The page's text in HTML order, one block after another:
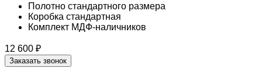
Полотно стандартного размера
Коробка стандартная
Комплект МДФ-наличников
12 600 ₽
Заказать звонок